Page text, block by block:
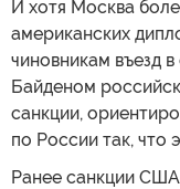
И хотя Москва
американских
чиновникам въезд
Байденом
санкции,
по России так, что
Ранее санкции